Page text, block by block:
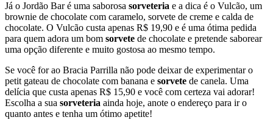
Já o Jordão Bar é uma saborosa sorveteria e a dica é o Vulcão, um
brownie de chocolate com caramelo, sorvete de creme e calda de
chocolate. O Vulcão custa apenas R$ 19,90 e é uma ótima pedida
para quem adora um bom sorvete de chocolate e pretende saborear
uma opção diferente e muito gostosa ao mesmo tempo.
Se você for ao Bracia Parrilla não pode deixar de experimentar o
petit gateau de chocolate com banana e sorvete de canela. Uma
delícia que custa apenas R$ 15,90 e você com certeza vai adorar!
Escolha a sua sorveteria ainda hoje, anote o endereço para ir o
quanto antes e tenha um ótimo apetite!